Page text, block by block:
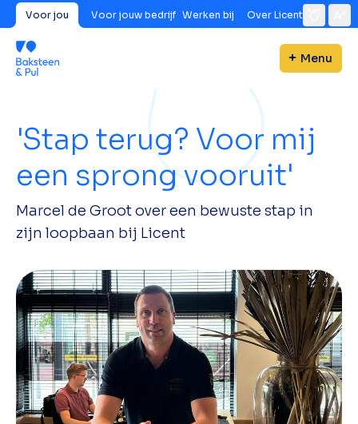
Voor jou Voor jouw bedrijf Werken bij Over Licent
Menu
'Stap terug? Voor mij
een sprong vooruit'
Marcel de Groot over een bewuste stap in
zijn loopbaan bij Licent